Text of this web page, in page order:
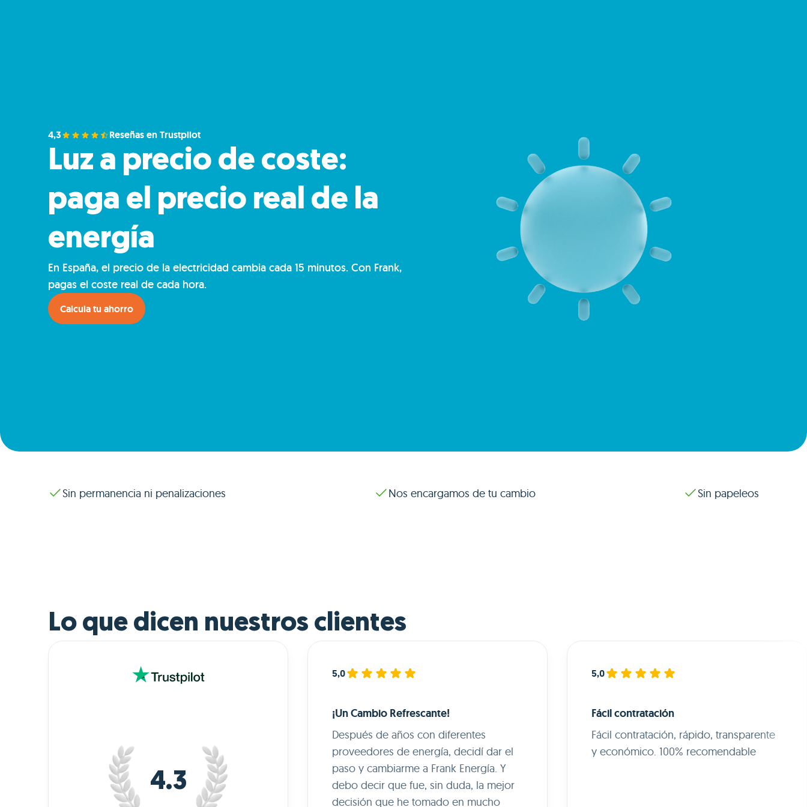
4,3 Reseñas en Trustpilot
Luz a precio de coste:
paga el precio real de la
energía
En España, el precio de la electricidad cambia cada 15 minutos. Con Frank,
pagas el coste real de cada hora.
Calcula tu ahorro
Sin permanencia ni penalizaciones Nos encargamos de tu cambio Sin papeleos
Lo que dicen nuestros clientes
4.3
5,0
¡Un Cambio Refrescante!
Después de años con diferentes
proveedores de energía, decidí dar el
paso y cambiarme a Frank Energía. Y
debo decir que fue, sin duda, la mejor
decisión que he tomado en mucho
5,0
Fácil contratación
Fácil contratación, rápido, transparente
y económico. 100% recomendable